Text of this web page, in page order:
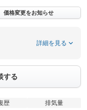
価格変更をお知らせ
詳細を見る
する
歴 排気量